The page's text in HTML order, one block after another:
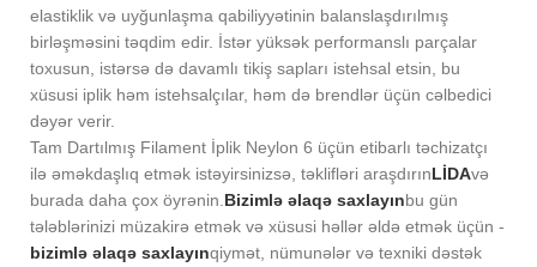
elastiklik və uyğunlaşma qabiliyyətinin balanslaşdırılmış
birləşməsini təqdim edir. İstər yüksək performanslı parçalar
toxusun, istərsə də davamlı tikiş sapları istehsal etsin, bu
xüsusi iplik həm istehsalçılar, həm də brendlər üçün cəlbedici
dəyər verir.
Tam Dartılmış Filament İplik Neylon 6 üçün etibarlı təchizatçı
ilə əməkdaşlıq etmək istəyirsinizsə, təklifləri araşdırınLİDAvə
burada daha çox öyrənin. Bizimlə əlaqə saxlayınbu gün
tələblərinizi müzakirə etmək və xüsusi həllər əldə etmək üçün -
bizimlə əlaqə saxlayınqiymət, nümunələr və texniki dəstək